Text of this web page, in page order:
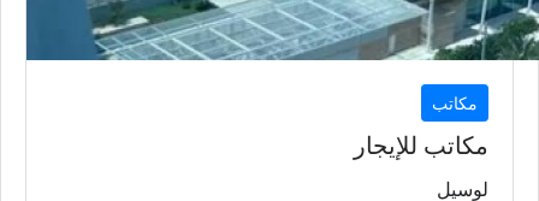
مكاتب
مكاتب للإيجار
لوسيل